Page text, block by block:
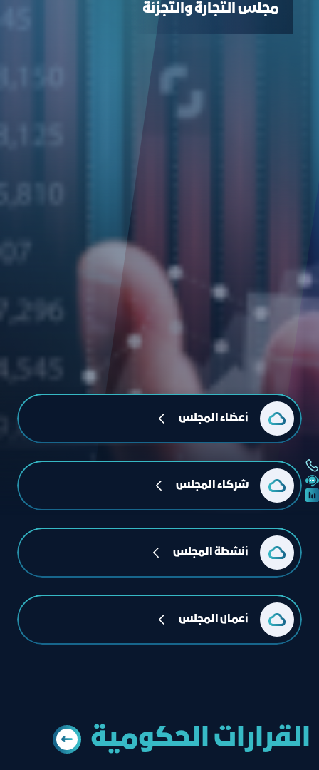
ﻣﺠﻠﺲ اﻟﺘﺠﺎرة واﻟﺘﺠﺰﺋﺔ
أعضاء المجلس
شركاء المجلس
أنشطة المجلس
أعمال المجلس
القرارات الحكومية